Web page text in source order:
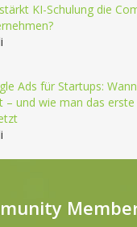
KI-Schulung die
Ads für Startups:
– und wie man das